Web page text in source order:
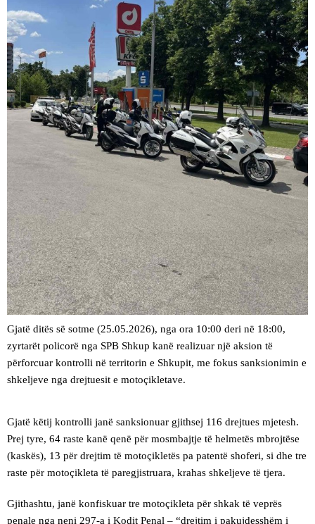
​Gjatë ditës së sotme (25.05.2026), nga ora 10:00 deri në 18:00,
zyrtarët policorë nga SPB Shkup kanë realizuar një aksion të
përforcuar kontrolli në territorin e Shkupit, me fokus sanksionimin e
shkeljeve nga drejtuesit e motoçikletave.
Gjatë këtij kontrolli janë sanksionuar gjithsej 116 drejtues mjetesh.
Prej tyre, 64 raste kanë qenë për mosmbajtje të helmetës mbrojtëse
(kaskës), 13 për drejtim të motoçikletës pa patentë shoferi, si dhe tre
raste për motoçikleta të paregjistruara, krahas shkeljeve të tjera.
​Gjithashtu, janë konfiskuar tre motoçikleta për shkak të veprës
penale nga neni 297-a i Kodit Penal – “drejtim i pakujdesshëm i